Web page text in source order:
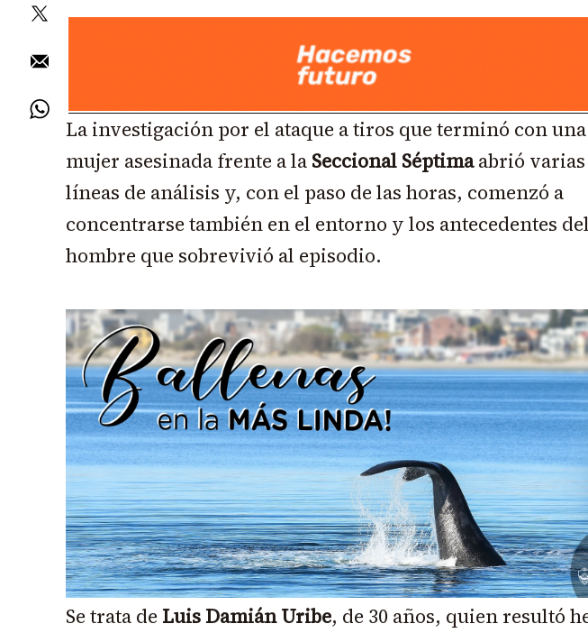
La investigación por el ataque a tiros que terminó con una
mujer asesinada frente a la Seccional Séptimaabrió varias
líneas de análisis y, con el paso de las horas, comenzó a
concentrarse también en el entorno y los antecedentes del
hombre que sobrevivió al episodio.
Se trata de Luis Damián Uribe, de 30 años, quien resultó